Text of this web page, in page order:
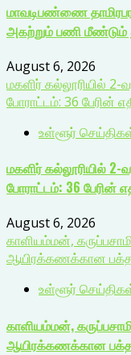
மாவடிபண்ணை
அகற்றும் பணி மீண்டும்
August 6, 2026
மகளிர் கல்லூரியில் 2-
போராட்டம்: 36 பேரின்
உள்ளூர்
மகளிர் கல்லூரியில் 2-
போராட்டம்: 36 பேரின்
August 6, 2026
காளியம்மன்,
ஆயிரக்கணக்கான
உள்ளூர்
காளியம்மன்,
ஆயிரக்கணக்கான